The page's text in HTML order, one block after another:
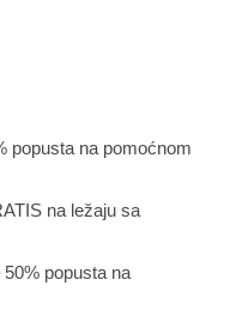
popusta na pomoćnom
na ležaju sa
50% popusta na